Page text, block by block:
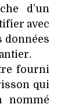
d’un
avec
données
fourni
qui
nommé